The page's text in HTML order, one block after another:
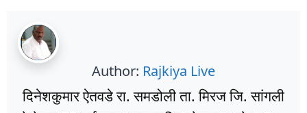
Author: Rajkiya Live
दिनेशकुमार ऐतवडे रा. समडोली ता. मिरज जि. सांगली